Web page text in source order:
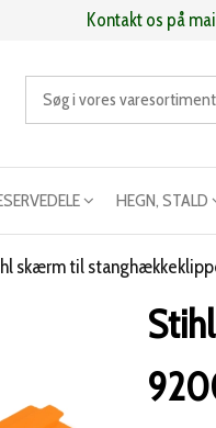
Kontakt os på
HEGN, STALD
skærm til